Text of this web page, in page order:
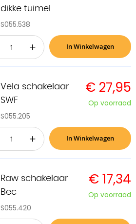
dikke tuimel
S055.538
+ In Winkelwagen
Vela schakelaar
SWF
S055.205
€ 27,95
Op voorraad
+ In Winkelwagen
Raw schakelaar
Bec
S055.420
€ 17,34
Op voorraad